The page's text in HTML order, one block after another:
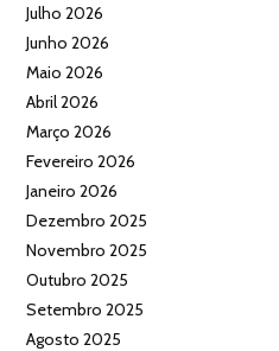
Julho 2026
Junho 2026
Maio 2026
Abril 2026
Março 2026
Fevereiro 2026
Janeiro 2026
Dezembro 2025
Novembro 2025
Outubro 2025
Setembro 2025
Agosto 2025